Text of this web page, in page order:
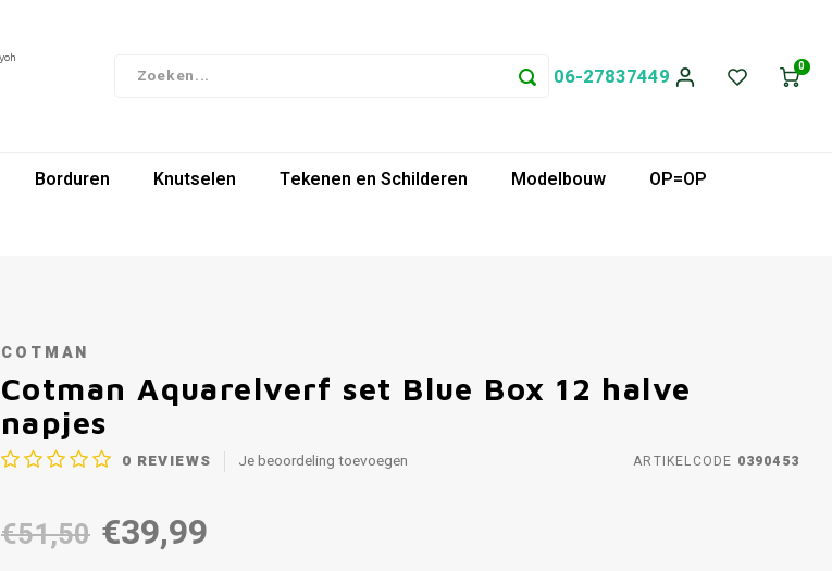
06-27837449 0
Borduren Knutselen Tekenen en Schilderen Modelbouw
OP=OP
COTMAN
Cotman Aquarelverf set Blue Box 12 halve
napjes
0 REVIEWS Je beoordeling toevoegen ARTIKELCODE 0390453
€51,50 €39,99